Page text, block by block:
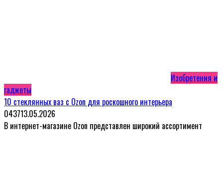
Изобретения и
гаджеты
10 стеклянных ваз с Ozon для роскошного интерьера
043713.05.2026
В интернет-магазине Ozon представлен широкий ассортимент